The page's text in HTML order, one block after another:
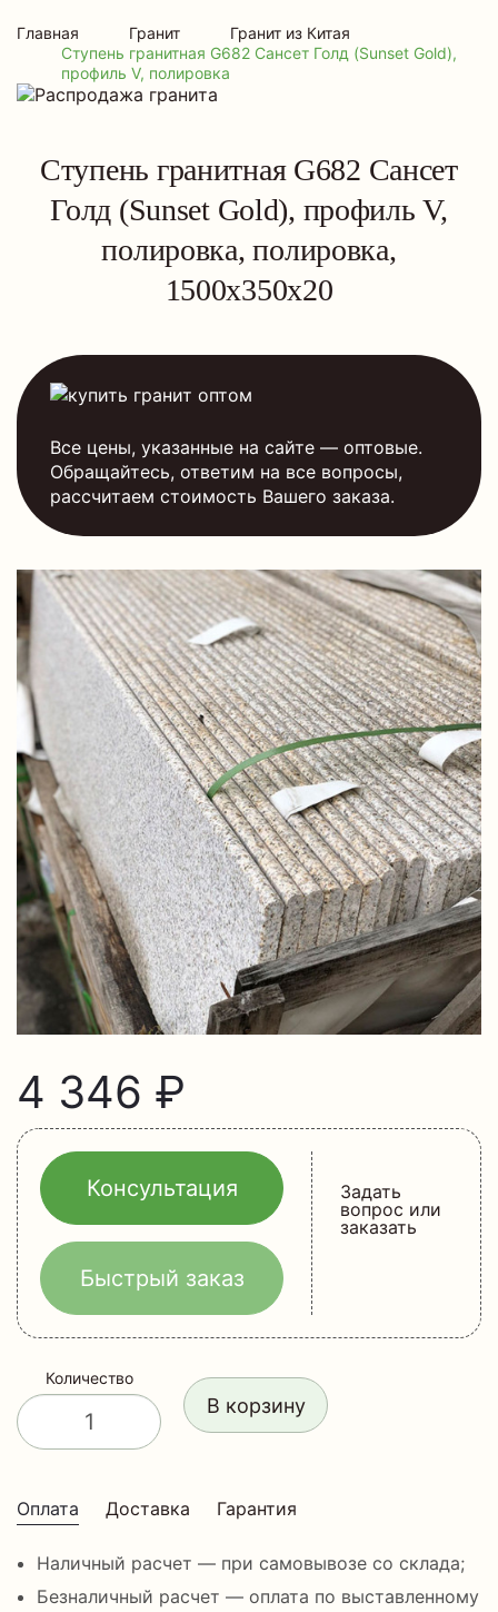
Главная Гранит
Гранит из Китая
Ступень гранитная G682 Сансет Голд (Sunset Gold),
профиль V, полировка
Ступень гранитная G682 Сансет
Голд (Sunset Gold), профиль V,
полировка, полировка,
1500x350x20
Все цены, указанные на сайте — оптовые.
Обращайтесь, ответим на все вопросы,
рассчитаем стоимость Вашего заказа.
4 346 ₽
Консультация
Быстрый заказ
Задать
вопрос или
заказать
Количество
В корзину
Оплата Доставка Гарантия
Наличный расчет — при самовывозе со склада;
Безналичный расчет — оплата по выставленному